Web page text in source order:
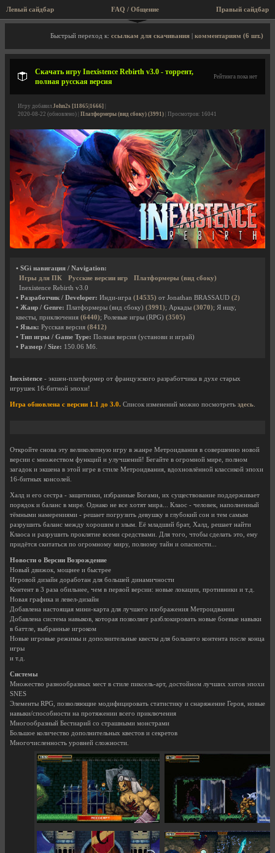
Левый сайдбар Правый сайдбар
FAQ / Общение
Описание игры, торрент, скриншоты, видео
Быстрый переход к: ссылкам для скачивания комментариям (6 шт.)
Скачать игру Inexistence Rebirth v3.0 - торрент,
полная русская версия
Рейтинга пока нет
Игру добавил John2s [11865|1666]
2020-08-22 (обновлено) | Платформеры (вид сбоку) (3991) | Просмотров: 16041
• SGi навигация / Navigation:
Игры для ПК
Русские версии игр
Платформеры (вид сбоку)
Inexistence Rebirth v3.0
• Разработчик / Developer: Инди-игра (14535) от Jonathan BRASSAUD (2)
• Жанр / Genre: Платформеры (вид сбоку) (3991); Аркады (3070); Я ищу,
квесты, приключения (6440); Ролевые игры (RPG) (3505)
• Язык: Русская версия (8412)
• Тип игры / Game Type: Полная версия (установи и играй)
• Размер / Size: 150.06 Мб.
Inexistence - экшен-платформер от французского разработчика в духе старых
игрушек 16-битной эпохи!
Игра обновлена c версии 1.1 до 3.0. Список изменений можно посмотреть здесь.
Откройте снова эту великолепную игру в жанре Метроидвания в совершенно новой
версии с множеством функций и улучшений! Бегайте в огромной мире, полном
загадок и экшена в этой игре в стиле Метроидвания, вдохновлённой классикой эпохи
16-битных консолей.
Халд и его сестра - защитники, избранные Богами, их существование поддерживает
порядок и баланс в мире. Однако не все хотят мира... Клаос - человек, наполненный
тёмными намерениями - решает погрузить девушку в глубокий сон и тем самым
разрушить баланс между хорошим и злым. Её младший брат, Халд, решает найти
Клаоса и разрушить проклятие всеми средствами. Для того, чтобы сделать это, ему
придётся скитаться по огромному миру, полному тайн и опасности...
Новости о Версии Возрождение
Новый движок, мощнее и быстрее
Игровой дизайн доработан для большей динамичности
Контент в 3 раза обильнее, чем в первой версии: новые локации, противники и т.д.
Новая графика и левел-дизайн
Добавлена настоящая мини-карта для лучшего изображения Метроидвании
Добавлена система навыков, которая позволяет разблокировать новые боевые навыки
в баттле, выбранные игроком
Новые игровые режимы и дополнительные квесты для большего контента после конца
игры
и т.д.
Системы
Множество разнообразных мест в стиле пиксель-арт, достойном лучших хитов эпохи
SNES
Элементы RPG, позволяющие модифицировать статистику и снаряжение Героя, новые
навыки/способности на протяжении всего приключения
Многообразный Бестиарий со страшными монстрами
Большое количество дополнительных квестов и секретов
Многочисленность уровней сложности.